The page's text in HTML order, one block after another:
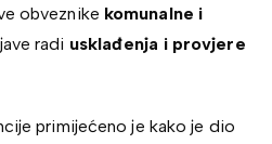
obveznike komunalne i
radi usklađenja i provjere
primijećeno je kako je dio